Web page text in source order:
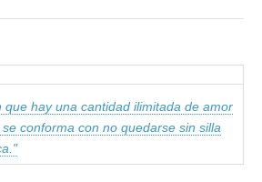
que hay una cantidad ilimitada de amor
conforma con no quedarse sin silla